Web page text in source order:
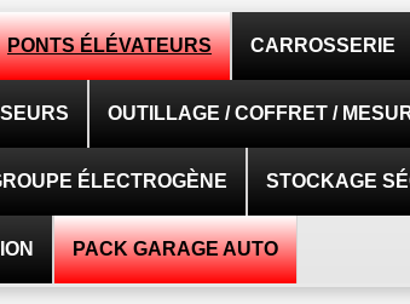
PONTS ÉLÉVATEURS CARROSSERIE
OUTILLAGE / COFFRET /
ÉLECTROGÈNE STOCKAGE
PACK GARAGE AUTO